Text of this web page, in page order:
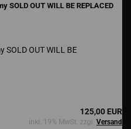
SOLD OUT WILL BE
125,00 EUR
inkl. 19% MwSt. zzgl. Versand